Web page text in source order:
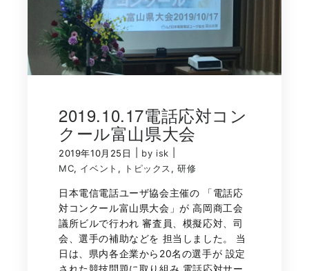
2019.10.17電話応対コン
クール富山県大会
2019年10月25日 by isk
MC, イベント , トピックス ,研修
日本電信電話ユーザ協会主催の 「電話応
対コンクール富山県大会」が 高岡商工会
議所ビルで行われ 審査員、模擬応対、司
会、選手の補助などを 担当しました。 当
日は、県内各企業から20名の選手が 設定
された競技問題に取り組み 電話応対サー